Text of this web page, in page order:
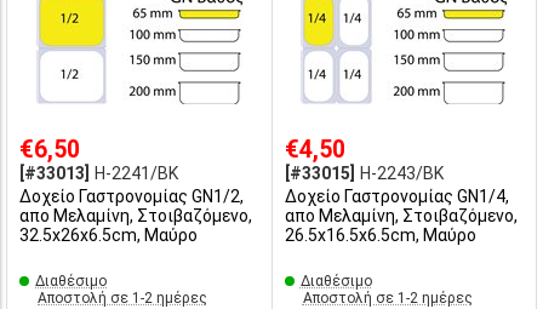
€6,50
[#33013]
H-2241/BK
Δοχείο Γαστρονομίας GN1/2,
απο Μελαμίνη, Στοιβαζόμενο,
32.5x26x6.5cm, Μαύρο
Διαθέσιμο
Αποστολή σε 1-2 ημέρες
€4,50
[#33015]
H-2243/BK
Δοχείο Γαστρονομίας GN1/4,
απο Μελαμίνη, Στοιβαζόμενο,
26.5x16.5x6.5cm, Μαύρο
Διαθέσιμο
Αποστολή σε 1-2 ημέρες